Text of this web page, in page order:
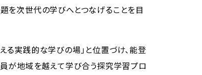
を次世代の学びへとつなげることを目
実践的な学びの場」と位置づけ、能登
が地域を越えて学び合う探究学習プロ